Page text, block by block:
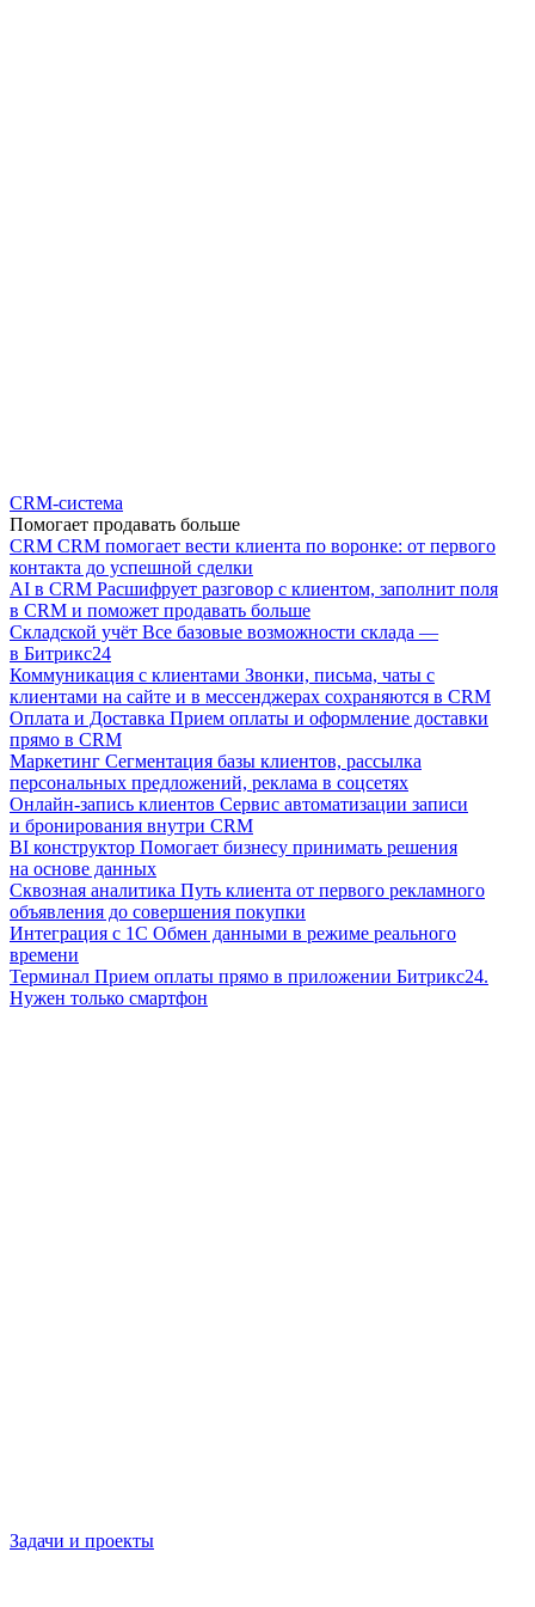
CRM-система
Помогает продавать больше
CRM CRM помогает вести клиента по воронке: от первого
контакта до успешной сделки
AI в CRM Расшифрует разговор с клиентом, заполнит поля
в CRM и поможет продавать больше
Складской учёт Все базовые возможности склада —
в Битрикс24
Коммуникация с клиентами Звонки, письма, чаты с
клиентами на сайте и в мессенджерах сохраняются в CRM
Оплата и Доставка Прием оплаты и оформление доставки
прямо в CRM
Маркетинг Сегментация базы клиентов, рассылка
персональных предложений, реклама в соцсетях
Онлайн-запись клиентов Сервис автоматизации записи
и бронирования внутри CRM
BI конструктор Помогает бизнесу принимать решения
на основе данных
Сквозная аналитика Путь клиента от первого рекламного
объявления до совершения покупки
Интеграция с 1С Обмен данными в режиме реального
времени
Терминал Прием оплаты прямо в приложении Битрикс24.
Нужен только смартфон
Задачи и проекты